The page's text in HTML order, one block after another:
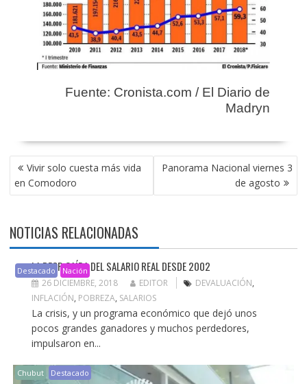
Fuente: Cronista.com / El Diario de
Madryn
NAVEGACIÓN
DE
ENTRADAS
Vivir solo cuesta más vida
en Comodoro
Panorama Nacional viernes 3
de agosto
NOTICIAS RELACIONADAS
Destacado Nación
LA PEOR CAÍDA DEL SALARIO REAL DESDE 2002
26 DICIEMBRE, 2018 EDITOR DEVALUACIÓN,
INFLACIÓN, POBREZA, SALARIOS
La crisis, y un programa económico que dejó unos
pocos grandes ganadores y muchos perdedores,
impulsaron en...
Chubut Destacado